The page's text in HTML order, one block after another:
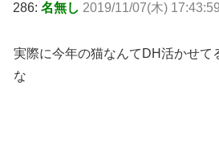
286: 名無し 2019/11/07(木)
実際に今年の猫なんてDH活かせて
な